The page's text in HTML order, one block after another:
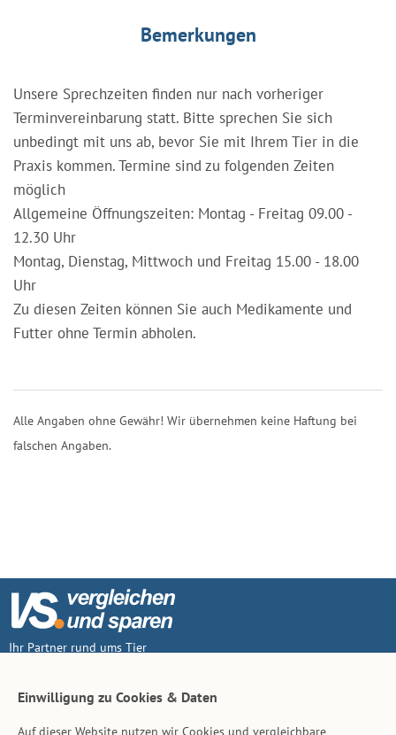
Bemerkungen
Unsere Sprechzeiten finden nur nach vorheriger
Terminvereinbarung statt. Bitte sprechen Sie sich
unbedingt mit uns ab, bevor Sie mit Ihrem Tier in die
Praxis kommen. Termine sind zu folgenden Zeiten
möglich
Allgemeine Öffnungszeiten: Montag - Freitag 09.00 -
12.30 Uhr
Montag, Dienstag, Mittwoch und Freitag 15.00 - 18.00
Uhr
Zu diesen Zeiten können Sie auch Medikamente und
Futter ohne Termin abholen.
Alle Angaben ohne Gewähr! Wir übernehmen keine Haftung bei
falschen Angaben.
Ihr Partner rund ums Tier
Einwilligung zu Cookies & Daten
Auf dieser Website nutzen wir Cookies und vergleichbare